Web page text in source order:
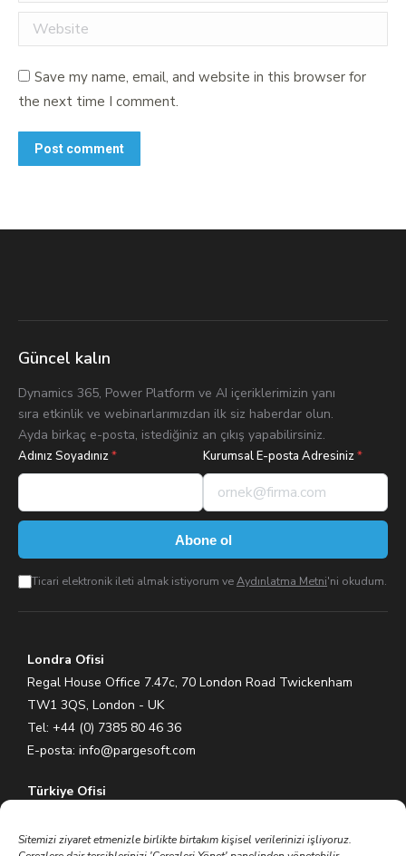
Sitemizi ziyaret etmenizle birlikte birtakım kişisel verilerinizi işliyoruz.
Website
Save my name, email, and website in this browser for
the next time I comment.
Post comment
Güncel kalın
Dynamics 365, Power Platform ve AI içeriklerimizin yanı
sıra etkinlik ve webinarlarımızdan ilk siz haberdar olun.
Ayda birkaç e-posta, istediğiniz an çıkış yapabilirsiniz.
Adınız Soyadınız* Kurumsal E-posta Adresiniz*
Abone ol
Ticari elektronik ileti almak istiyorum veAydınlatma Metni'ni okudum.
Londra Ofisi
Regal House Office 7.47c, 70 London Road Twickenham
TW1 3QS, London - UK
Tel: +44 (0) 7385 80 46 36
E-posta: info@pargesoft.com
Türkiye Ofisi
Ümraniye – İstanbul / Türkiye